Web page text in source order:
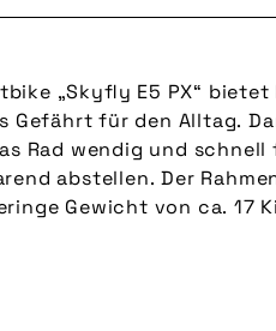
„Skyfly E5 PX“
Gefährt für den Alltag.
Rad wendig und schnell
abstellen. Der
Gewicht von ca. 17
der Akku hat eine
praktischer Griff am
das Rad einfach zu